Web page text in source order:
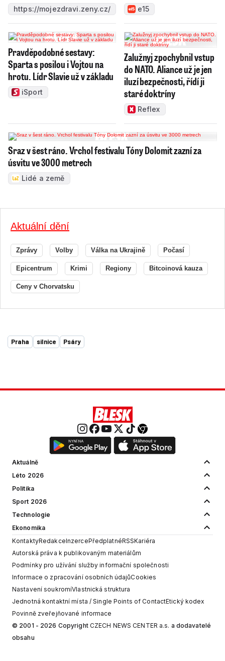
https://mojezdravi.zeny.cz/ e15
Pravděpodobné sestavy:
Sparta s posilou i Vojtou na
hrotu. Lídr Slavie už v základu
iSport
Zalužnyj zpochybnil vstup
do NATO. Aliance už je jen
iluzí bezpečnosti, řídí ji
staré doktríny
Reflex
Sraz v šest ráno. Vrchol festivalu Tóny Dolomit zazní za
úsvitu ve 3000 metrech
Lidé a země
Aktuální dění
Zprávy Volby Válka na Ukrajině Počasí
Epicentrum Krimi Regiony Bitcoinová kauza
Ceny v Chorvatsku
Praha silnice Psáry
Aktuálně
Léto 2026
Politika
Sport 2026
Technologie
Ekonomika
KontaktyRedakceInzercePředplatnéRSSKariéra
Autorská práva k publikovaným materiálům
Podmínky pro užívání služby informační společnosti
Informace o zpracování osobních údajůCookies
Nastavení soukromíVlastnická struktura
Jednotná kontaktní místa / Single Points of ContactEtický kodex
Povinně zveřejňované informace
© 2001 - 2026 Copyright CZECH NEWS CENTER a.s. a dodavatelé
obsahu